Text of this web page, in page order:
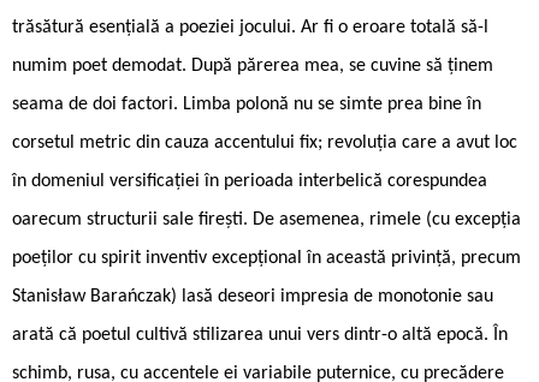
trăsătură esențială a poeziei jocului. Ar fi o eroare totală să-l
numim poet demodat. După părerea mea, se cuvine să ținem
seama de doi factori. Limba polonă nu se simte prea bine în
corsetul metric din cauza accentului fix; revoluția care a avut loc
în domeniul versificației în perioada interbelică corespundea
oarecum structurii sale firești. De asemenea, rimele (cu excepția
poeților cu spirit inventiv excepțional în această privință, precum
Stanisław Barańczak) lasă deseori impresia de monotonie sau
arată că poetul cultivă stilizarea unui vers dintr-o altă epocă. În
schimb, rusa, cu accentele ei variabile puternice, cu precădere